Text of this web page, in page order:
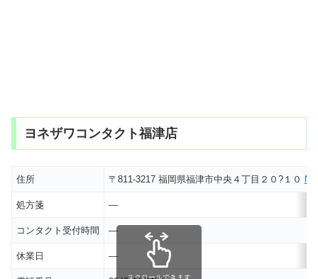
ヨネザワコンタクト福津店
住所 〒811-3217 福岡県福津市中央４丁目２０?１０
処方箋 ―
コンタクト受付時間 ―
休業日 ―
スクロールできます